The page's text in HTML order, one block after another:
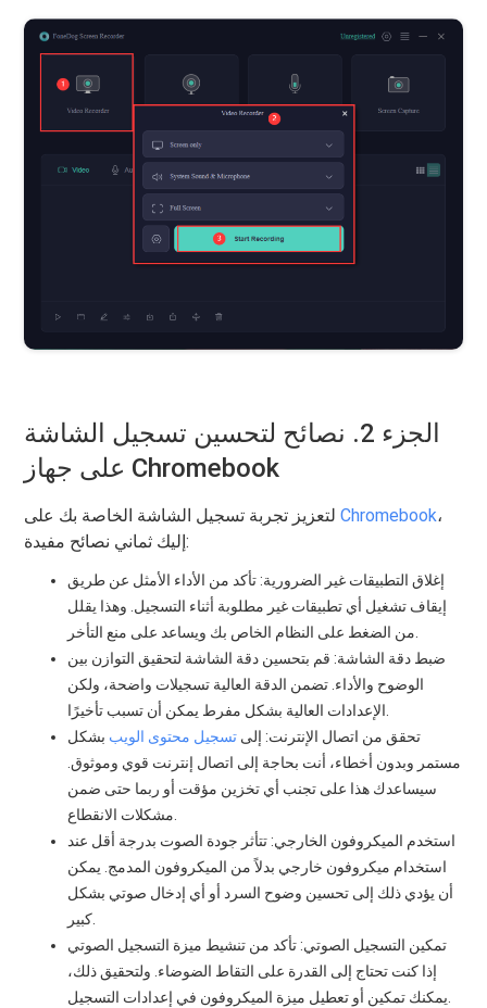
الجزء 2. نصائح لتحسين تسجيل الشاشة
على جهاز Chromebook
لتعزيز تجربة تسجيل الشاشة الخاصة بك علىChromebook،
إليك ثماني نصائح مفيدة:
إغلاق التطبيقات غير الضرورية: تأكد من الأداء الأمثل عن طريق
إيقاف تشغيل أي تطبيقات غير مطلوبة أثناء التسجيل. وهذا يقلل
من الضغط على النظام الخاص بك ويساعد على منع التأخر.
ضبط دقة الشاشة: قم بتحسين دقة الشاشة لتحقيق التوازن بين
الوضوح والأداء. تضمن الدقة العالية تسجيلات واضحة، ولكن
الإعدادات العالية بشكل مفرط يمكن أن تسبب تأخيرًا.
تحقق من اتصال الإنترنت: إلى تسجيل محتوى الويب بشكل
مستمر وبدون أخطاء، أنت بحاجة إلى اتصال إنترنت قوي وموثوق.
سيساعدك هذا على تجنب أي تخزين مؤقت أو ربما حتى ضمن
مشكلات الانقطاع.
استخدم الميكروفون الخارجي: تتأثر جودة الصوت بدرجة أقل عند
استخدام ميكروفون خارجي بدلاً من الميكروفون المدمج. يمكن
أن يؤدي ذلك إلى تحسين وضوح السرد أو أي إدخال صوتي بشكل
كبير.
تمكين التسجيل الصوتي: تأكد من تنشيط ميزة التسجيل الصوتي
إذا كنت تحتاج إلى القدرة على التقاط الضوضاء. ولتحقيق ذلك،
يمكنك تمكين أو تعطيل ميزة الميكروفون في إعدادات التسجيل.